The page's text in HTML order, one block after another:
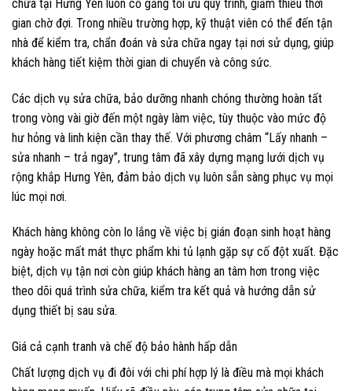
chữa tại Hưng Yên luôn cố gắng tối ưu quy trình, giảm thiểu thời
gian chờ đợi. Trong nhiều trường hợp, kỹ thuật viên có thể đến tận
nhà để kiểm tra, chẩn đoán và sửa chữa ngay tại nơi sử dụng, giúp
khách hàng tiết kiệm thời gian di chuyển và công sức.
Các dịch vụ sửa chữa, bảo dưỡng nhanh chóng thường hoàn tất
trong vòng vài giờ đến một ngày làm việc, tùy thuộc vào mức độ
hư hỏng và linh kiện cần thay thế. Với phương châm “Lấy nhanh –
sửa nhanh – trả ngay”, trung tâm đã xây dựng mạng lưới dịch vụ
rộng khắp Hưng Yên, đảm bảo dịch vụ luôn sẵn sàng phục vụ mọi
lúc mọi nơi.
Khách hàng không còn lo lắng về việc bị gián đoạn sinh hoạt hàng
ngày hoặc mất mát thực phẩm khi tủ lạnh gặp sự cố đột xuất. Đặc
biệt, dịch vụ tận nơi còn giúp khách hàng an tâm hơn trong việc
theo dõi quá trình sửa chữa, kiểm tra kết quả và hướng dẫn sử
dụng thiết bị sau sửa.
Giá cả cạnh tranh và chế độ bảo hành hấp dẫn
Chất lượng dịch vụ đi đôi với chi phí hợp lý là điều mà mọi khách